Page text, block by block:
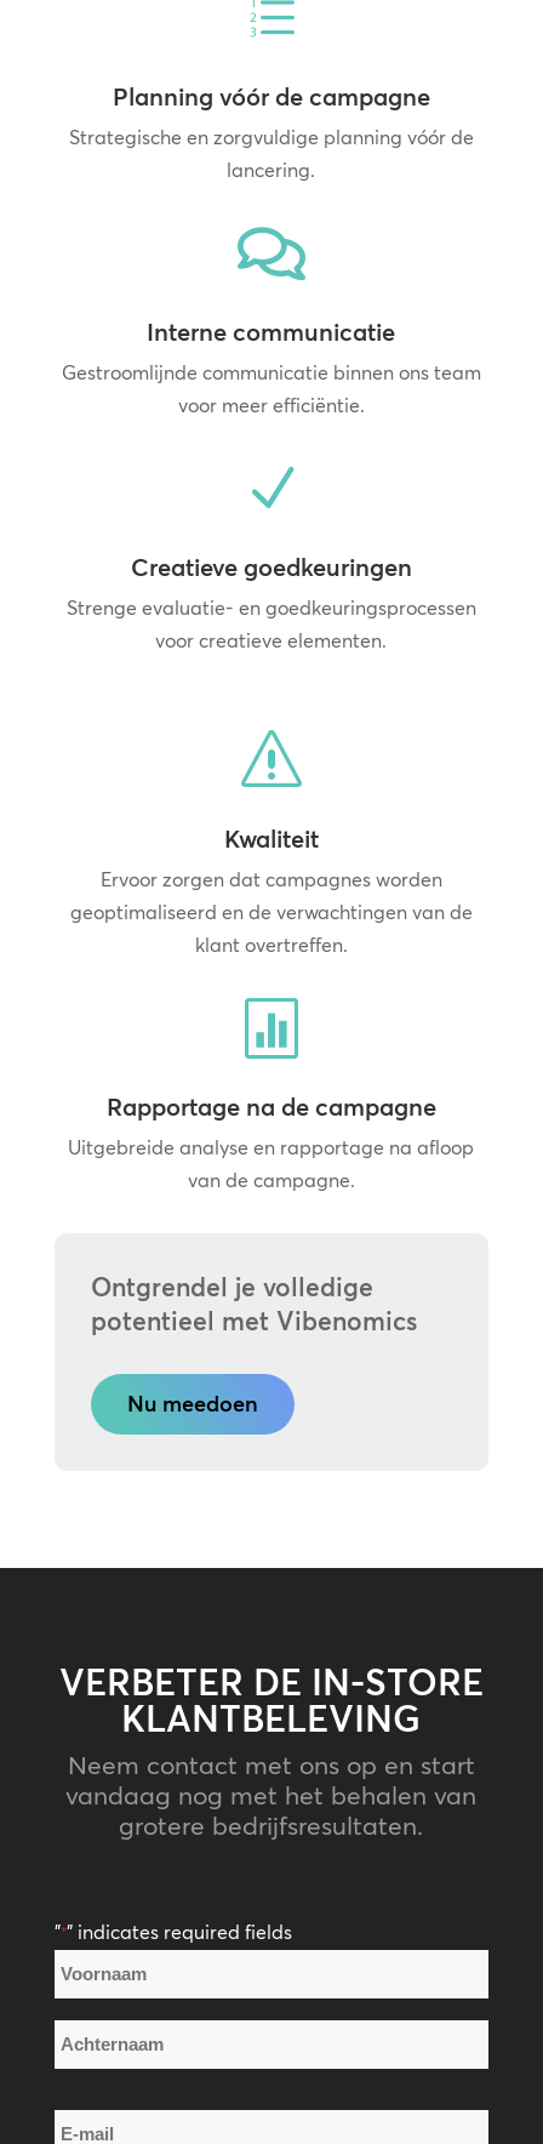
e
Planning vóór de campagne
Strategische en zorgvuldige planning vóór de
lancering.

Interne communicatie
Gestroomlijnde communicatie binnen ons team
voor meer efficiëntie.
N
Creatieve goedkeuringen
Strenge evaluatie- en goedkeuringsprocessen
voor creatieve elementen.
s
Kwaliteit
Ervoor zorgen dat campagnes worden
geoptimaliseerd en de verwachtingen van de
klant overtreffen.

Rapportage na de campagne
Uitgebreide analyse en rapportage na afloop
van de campagne.
Ontgrendel je volledige
potentieel met Vibenomics
Nu meedoen
VERBETER DE IN-STORE
KLANTBELEVING
Neem contact met ons op en start
vandaag nog met het behalen van
grotere bedrijfsresultaten.
"*" indicates required fields
Naam
*
Voornaam
E-